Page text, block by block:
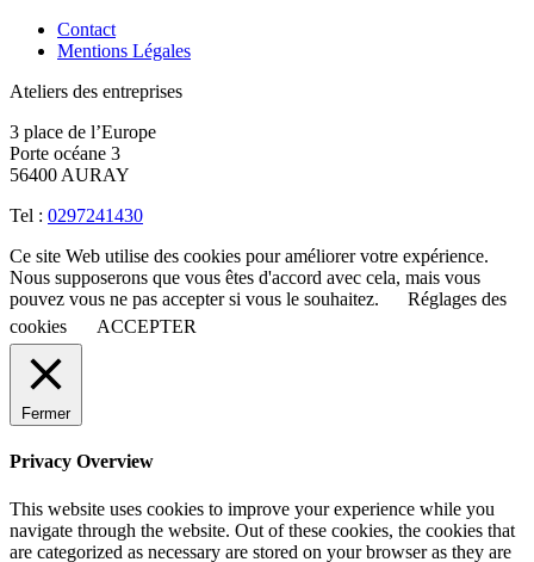
Contact
Mentions Légales
Ateliers des entreprises
3 place de l’Europe
Porte océane 3
56400 AURAY
Tel : 0297241430
Ce site Web utilise des cookies pour améliorer votre expérience.
Nous supposerons que vous êtes d'accord avec cela, mais vous
pouvez vous ne pas accepter si vous le souhaitez.
Réglages des
cookies
ACCEPTER
Fermer
Privacy Overview
This website uses cookies to improve your experience while you
navigate through the website. Out of these cookies, the cookies that
are categorized as necessary are stored on your browser as they are